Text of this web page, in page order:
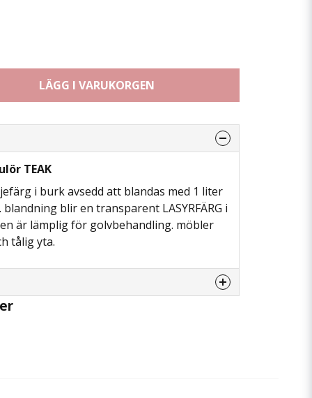
LÄGG I VARUKORGEN
TEAK
i burk avsedd att blandas med 1 liter
blandning blir en transparent LASYRFÄRG i
är lämplig för golvbehandling. möbler
tålig yta.
produkten...